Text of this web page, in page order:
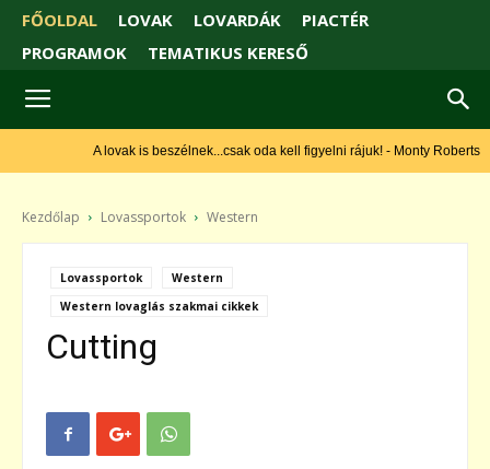
FŐOLDAL LOVAK LOVARDÁK
PIACTÉR
PROGRAMOK
TEMATIKUS KERESŐ
A lovak is beszélnek...csak oda kell figyelni rájuk! - Monty Roberts
Kezdőlap Lovassportok Western
Lovassportok
Western
Western lovaglás szakmai cikkek
Cutting